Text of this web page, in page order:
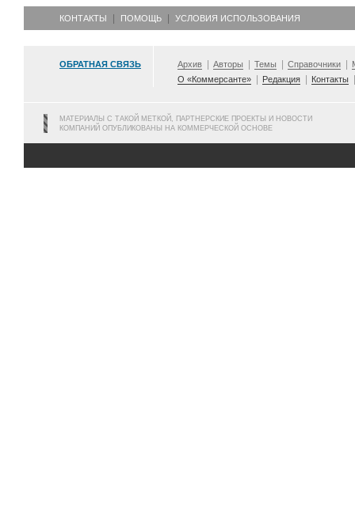
КОНТАКТЫ ПОМОЩЬ УСЛОВИЯ ИСПОЛЬЗОВАНИЯ
ОБРАТНАЯ СВЯЗЬ Архив Авторы Темы Справочники
О «Коммерсанте»
Редакция Контакты
МАТЕРИАЛЫ С ТАКОЙ МЕТКОЙ, ПАРТНЕРСКИЕ ПРОЕКТЫ И НОВОСТИ
КОМПАНИЙ ОПУБЛИКОВАНЫ НА КОММЕРЧЕСКОЙ ОСНОВЕ